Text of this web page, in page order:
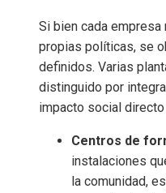
Si bien cada empresa
propias políticas, se
definidos. Varias
distinguido por
impacto social directo
Centros de
instalaciones
la comunidad,